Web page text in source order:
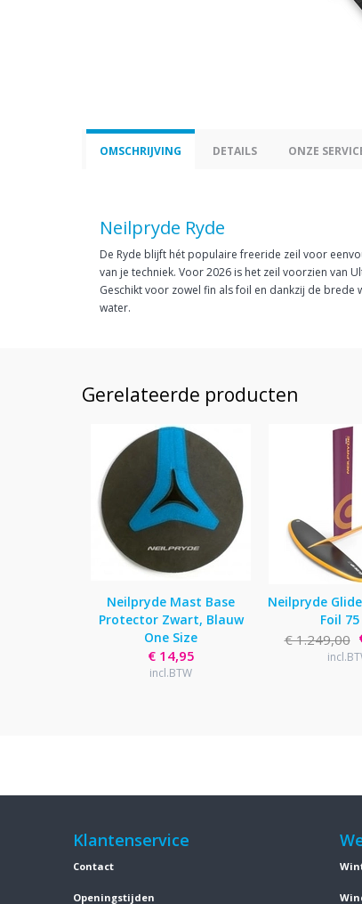
OMSCHRIJVING DETAILS ONZE
Neilpryde Ryde
De Ryde blijft hét populaire freeride zeil voor
van je techniek. Voor 2026 is het zeil voorzien van
Geschikt voor zowel fin als foil en dankzij de
water.
Gerelateerde producten
Neilpryde Mast Base
Protector Zwart, Blauw
One Size
€ 14,95
incl.BTW
Neilpryde
Foil
€ 1.249,00
Klantenservice
Contact
Openingstijden